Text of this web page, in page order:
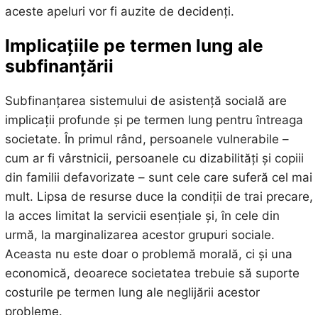
aceste apeluri vor fi auzite de decidenți.
Implicațiile pe termen lung ale
subfinanțării
Subfinanțarea sistemului de asistență socială are
implicații profunde și pe termen lung pentru întreaga
societate. În primul rând, persoanele vulnerabile –
cum ar fi vârstnicii, persoanele cu dizabilități și copiii
din familii defavorizate – sunt cele care suferă cel mai
mult. Lipsa de resurse duce la condiții de trai precare,
la acces limitat la servicii esențiale și, în cele din
urmă, la marginalizarea acestor grupuri sociale.
Aceasta nu este doar o problemă morală, ci și una
economică, deoarece societatea trebuie să suporte
costurile pe termen lung ale neglijării acestor
probleme.